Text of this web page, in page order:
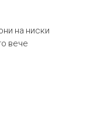
на ниски
вече